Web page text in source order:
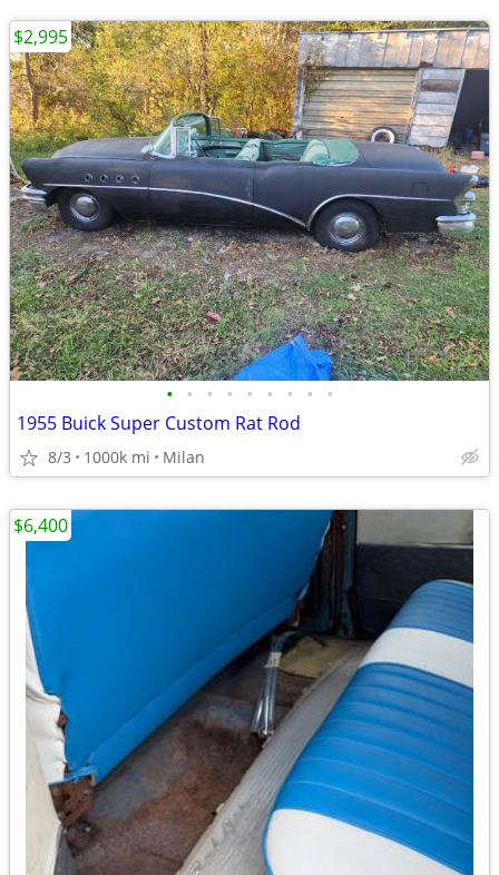
• • • • • • • • •
1955 Buick Super Custom Rat Rod
8/3 1000k mi Milan
$2,995
$6,400